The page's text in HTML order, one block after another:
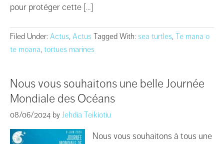
pour protéger cette […]
Filed Under: Actus, Actus Tagged With: sea turtles, Te mana o
te moana, tortues marines
Nous vous souhaitons une belle Journée
Mondiale des Océans
08/06/2024 by Jehdia Teikiotiu
Nous vous souhaitons à tous une